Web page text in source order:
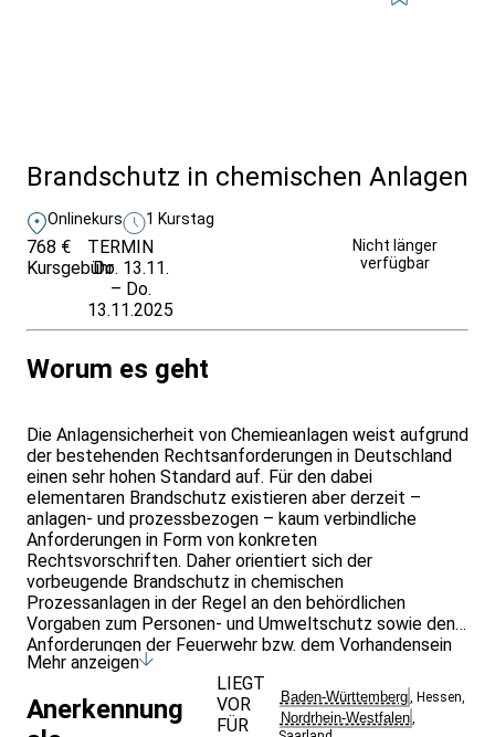
Brandschutz in chemischen Anlagen
Onlinekurs 1 Kurstag
768 €
Kursgebühr
TERMIN
Do. 13.11.
– Do.
13.11.2025
Nicht länger
verfügbar
Worum es geht
Die Anlagensicherheit von Chemieanlagen weist aufgrund
der bestehenden Rechtsanforderungen in Deutschland
einen sehr hohen Standard auf. Für den dabei
elementaren Brandschutz existieren aber derzeit –
anlagen- und prozessbezogen – kaum verbindliche
Anforderungen in Form von konkreten
Rechtsvorschriften. Daher orientiert sich der
vorbeugende Brandschutz in chemischen
Prozessanlagen in der Regel an den behördlichen
Vorgaben zum Personen- und Umweltschutz sowie den
Anforderungen der Feuerwehr bzw. dem Vorhandensein
einer Werkfeuerwehr. Die Betrachtung besonderer
Risiken im Hinblick auf den Sachwertschutz und den
Erhalt der Anlagenverfügbarkeit finden dabei in den
behördlichen Brandschutzkonzepten kaum
Mehr anzeigen
Anerkennung
LIEGT
VOR
FÜR
Baden-Württemberg Hessen
Nordrhein-Westfalen